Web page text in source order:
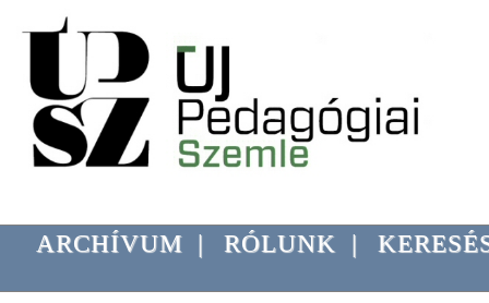
ARCHÍVUM | RÓLUNK |